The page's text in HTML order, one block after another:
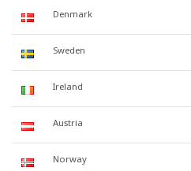
Denmark
Sweden
Ireland
Austria
Norway